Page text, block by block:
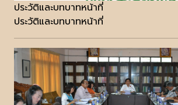
ประวัติและบทบาทหน้าที่
ประวัติและบทบาทหน้าที่